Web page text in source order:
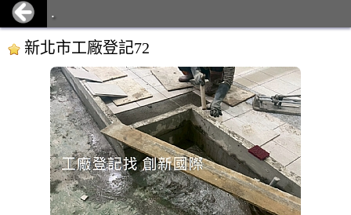
.
新北市工廠登記72